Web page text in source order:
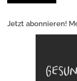
Jetzt abonnieren!